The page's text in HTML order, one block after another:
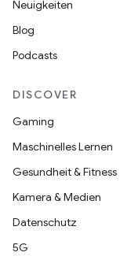
Neuigkeiten
Blog
Podcasts
DISCOVER
Gaming
Maschinelles Lernen
Gesundheit & Fitness
Kamera & Medien
Datenschutz
5G